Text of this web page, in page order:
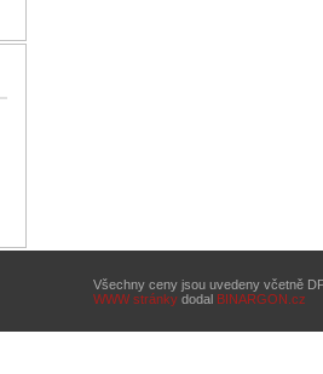
Všechny ceny jsou uvedeny včetně
WWW stránkydodal BINARGON.cz